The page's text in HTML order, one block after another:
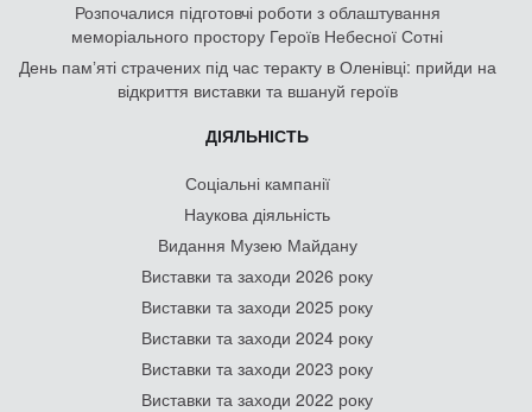
Розпочалися підготовчі роботи з облаштування
меморіального простору Героїв Небесної Сотні
День памʼяті страчених під час теракту в Оленівці: прийди на
відкриття виставки та вшануй героїв
ДІЯЛЬНІСТЬ
Соціальні кампанії
Наукова діяльність
Видання Музею Майдану
Виставки та заходи 2026 року
Виставки та заходи 2025 року
Виставки та заходи 2024 року
Виставки та заходи 2023 року
Виставки та заходи 2022 року